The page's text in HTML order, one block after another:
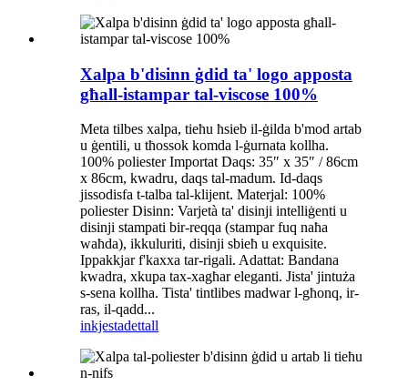
Xalpa b'disinn ġdid ta' logo apposta
għall-istampar tal-viscose 100%
Meta tilbes xalpa, tieħu ħsieb il-ġilda b'mod artab
u ġentili, u tħossok komda l-ġurnata kollha.
100% poliester Importat Daqs: 35″ x 35″ / 86cm
x 86cm, kwadru, daqs tal-madum. Id-daqs
jissodisfa t-talba tal-klijent. Materjal: 100%
poliester Disinn: Varjetà ta' disinji intelliġenti u
disinji stampati bir-reqqa (stampar fuq naħa
waħda), ikkuluriti, disinji sbieħ u exquisite.
Ippakkjar f'kaxxa tar-rigali. Adattat: Bandana
kwadra, xkupa tax-xagħar eleganti. Jista' jintuża
s-sena kollha. Tista' tintlibes madwar l-għonq, ir-
ras, il-qadd...
inkjestadettall